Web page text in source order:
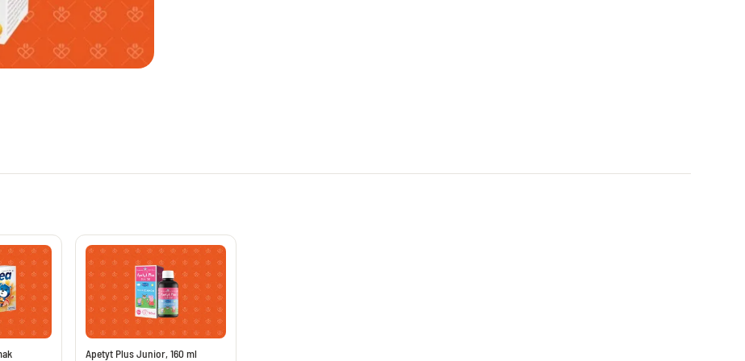
na potencję, leki na erekcję
bez recepty
dla mężczyzny
na stawy
na stłuczenia
diety na stawy
bez recepty
i rozgrzewające
układu moczowego
Maści i kremy na odleżyny
Krople nawilżające do oczu
Krople na czerwone oczy
Krople ze świetlikiem
Krople do oczu
Witaminy i luteina na oczy
Apetyt Plus Junior, 160 ml